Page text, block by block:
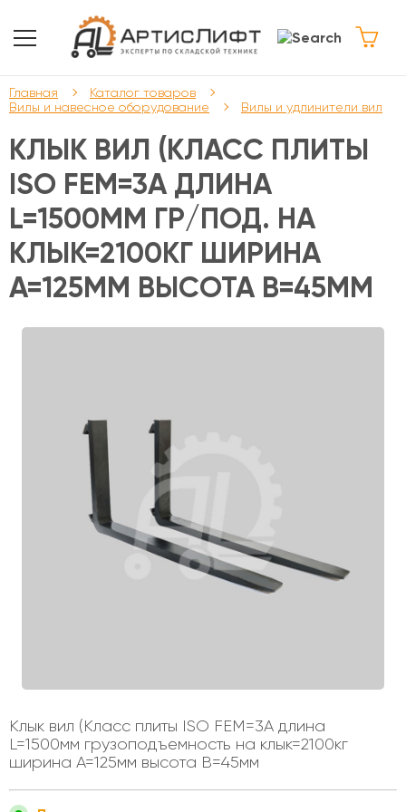
Главная
Каталог товаров
Вилы и навесное оборудование
Вилы и удлинители вил
КЛЫК ВИЛ (КЛАСС ПЛИТЫ
ISO FEM=3A ДЛИНА
L=1500ММ ГР/ПОД. НА
КЛЫК=2100КГ ШИРИНА
A=125ММ ВЫСОТА B=45ММ
Клык вил (Класс плиты ISO FEM=3A длина
L=1500мм грузоподъемность на клык=2100кг
ширина A=125мм высота B=45мм